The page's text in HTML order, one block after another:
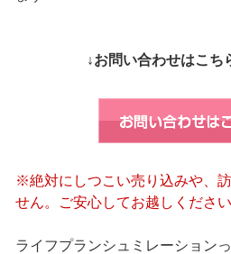
↓お問い合わせはこち
※絶対にしつこい売り込みや、
せん。ご安心してお越しください
ライフプランシュミレーション